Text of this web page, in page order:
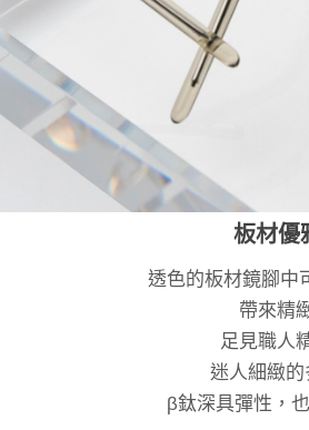
板材優
透色的板材鏡腳中
帶來精
足見職人
迷人細緻的
β鈦深具彈性，